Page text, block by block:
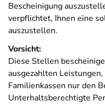
Bescheinigung
verpflichtet, Ihnen eine
auszustellen.
Vorsicht:
Diese Stellen
ausgezahlten
Familienkassen nur den
Unterhaltsberechtigte